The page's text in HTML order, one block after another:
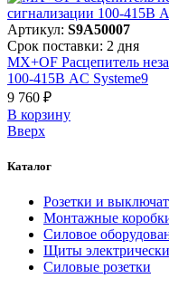
Артикул: S9A50007
Срок поставки: 2 дня
MX+OF Расцепитель
100-415В AC Systeme9
9 760 ₽
В корзинy
Вверх
Каталог
Розетки и
Монтажные
Силовое
Щиты
Силовые розетки